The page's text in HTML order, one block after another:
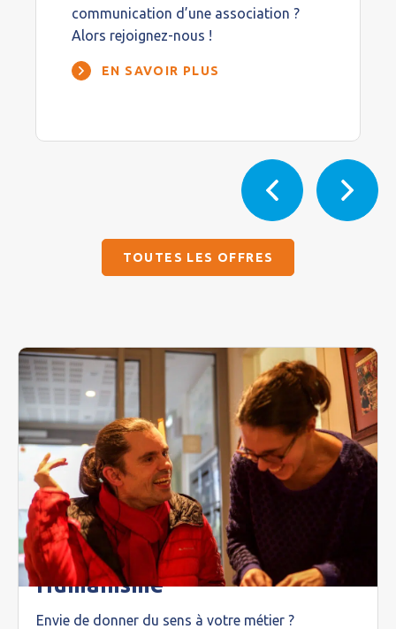
communication d’une association ?
Alors rejoignez-nous !
EN SAVOIR PLUS
TOUTES LES OFFRES
Travailler chez Habitat et
Humanisme
Envie de donner du sens à votre métier ?